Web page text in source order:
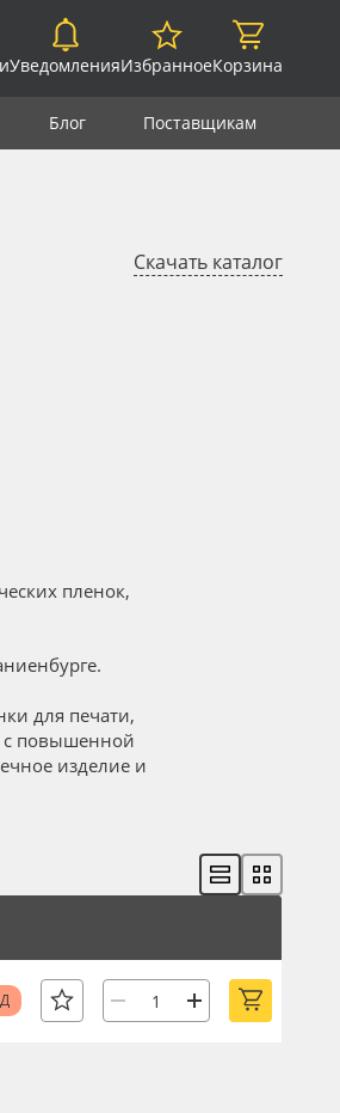
УведомленияИзбранноеКорзина
Блог Поставщикам
Скачать каталог
пленок,
для печати,
с повышенной
изделие и